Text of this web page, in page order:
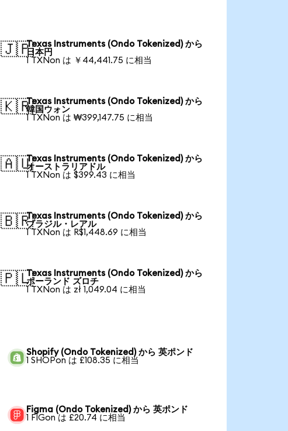
🇯🇵Texas Instruments (Ondo Tokenized) から
日本円
1 TXNon は ￥44,441.75 に相当
🇰🇷Texas Instruments (Ondo Tokenized) から
韓国ウォン
1 TXNon は ₩399,147.75 に相当
🇦🇺Texas Instruments (Ondo Tokenized) から
オーストラリアドル
1 TXNon は $399.43 に相当
🇧🇷Texas Instruments (Ondo Tokenized) から
ブラジル・レアル
1 TXNon は R$1,448.69 に相当
🇵🇱Texas Instruments (Ondo Tokenized) から
ポーランド ズロチ
1 TXNon は zł 1,049.04 に相当
Shopify (Ondo Tokenized) から 英ポンド
1 SHOPon は £108.35 に相当
Figma (Ondo Tokenized) から 英ポンド
1 FIGon は £20.74 に相当